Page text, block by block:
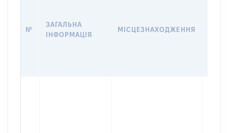
№
ЗАГАЛЬНА
ІНФОРМАЦІЯ
МІСЦЕЗНАХОДЖЕННЯ